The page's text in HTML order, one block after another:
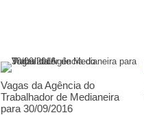
Vagas da Agência do
Trabalhador de Medianeira
para 30/09/2016